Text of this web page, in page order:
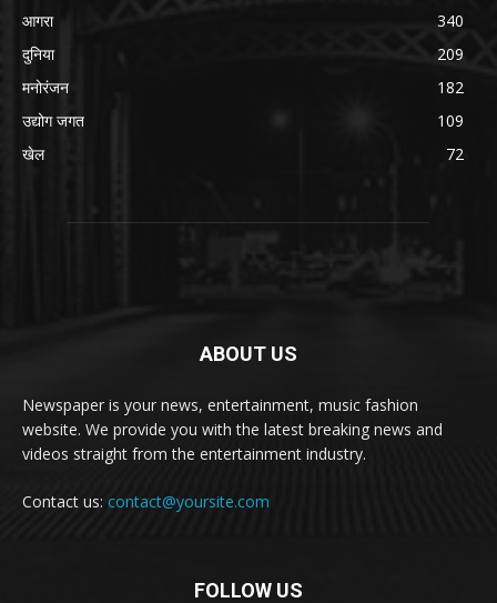
आगरा
340
दुनिया
209
मनोरंजन
182
उद्योग जगत
109
खेल
72
ABOUT US
Newspaper is your news, entertainment, music fashion
website. We provide you with the latest breaking news and
videos straight from the entertainment industry.
Contact us: contact@yoursite.com
FOLLOW US